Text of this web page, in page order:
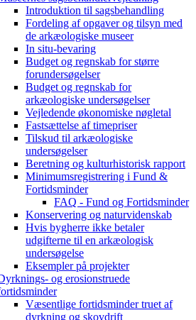
Introduktion til sagsbehandling
Fordeling af opgaver og tilsyn med
de arkæologiske museer
In situ-bevaring
Budget og regnskab for større
forundersøgelser
Budget og regnskab for
arkæologiske undersøgelser
Vejledende økonomiske nøgletal
Fastsættelse af timepriser
Tilskud til arkæologiske
undersøgelser
Beretning og kulturhistorisk rapport
Minimumsregistrering i Fund &
Fortidsminder
FAQ - Fund og Fortidsminder
Konservering og naturvidenskab
Hvis bygherre ikke betaler
udgifterne til en arkæologisk
undersøgelse
Eksempler på projekter
og erosionstruede
Væsentlige fortidsminder truet af
dyrkning og skovdrift